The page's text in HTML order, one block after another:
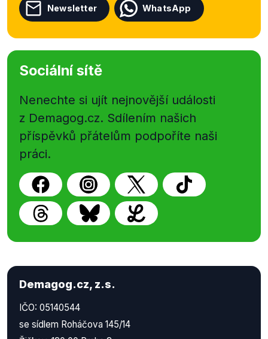
Newsletter WhatsApp
Sociální sítě
Nenechte si ujít nejnovější události
z Demagog.cz. Sdílením našich
příspěvků přátelům podpoříte naši
práci.
Demagog.cz, z.s.
IČO: 05140544
se sídlem Roháčova 145/14